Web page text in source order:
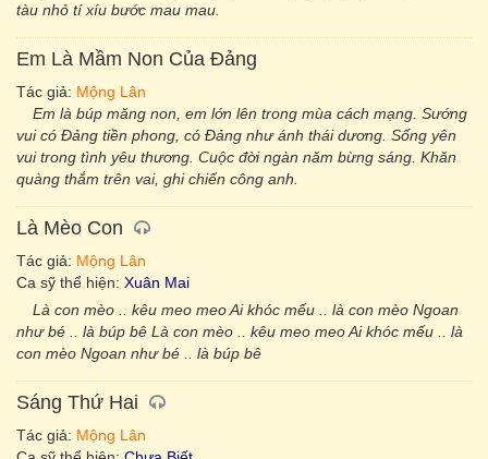
tàu nhỏ tí xíu bước mau mau.
Em Là Mầm Non Của Đảng
Tác giả: Mộng Lân
Em là búp măng non, em lớn lên trong mùa cách mạng. Sướng
vui có Đảng tiền phong, có Đảng như ánh thái dương. Sống yên
vui trong tình yêu thương. Cuộc đời ngàn năm bừng sáng. Khăn
quàng thắm trên vai, ghi chiến công anh.
Là Mèo Con
Tác giả: Mộng Lân
Ca sỹ thể hiện: Xuân Mai
Là con mèo .. kêu meo meo Ai khóc mếu .. là con mèo Ngoan
như bé .. là búp bê Là con mèo .. kêu meo meo Ai khóc mếu .. là
con mèo Ngoan như bé .. là búp bê
Sáng Thứ Hai
Tác giả: Mộng Lân